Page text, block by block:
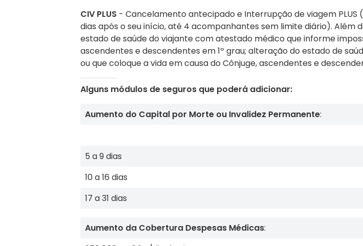
CIV PLUS - Cancelamento antecipado e Interrupção de viagem PLUS
dias após o seu início, até 4 acompanhantes sem limite diário).
estado de saúde do viajante com atestado médico que informe
ascendentes e descendentes em 1º grau; alteração do estado de
ou que coloque a vida em causa do Cônjuge, ascendentes e
Alguns módulos de seguros que poderá adicionar:
Aumento do Capital por Morte ou Invalidez Permanente:
5 a 9 dias
10 a 16 dias
17 a 31 dias
Aumento da Cobertura Despesas Médicas: